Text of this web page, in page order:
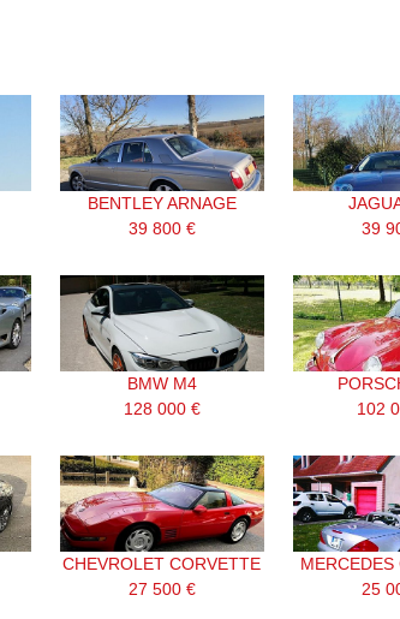
BENTLEY ARNAGE
39 800 €
39
BMW M4
128 000 €
102
CHEVROLET CORVETTE
27 500 €
MERCEDES
25